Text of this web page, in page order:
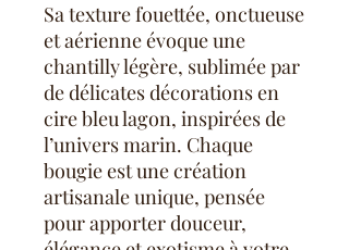
Sa texture fouettée, onctueuse
et aérienne évoque une
chantilly légère, sublimée par
de délicates décorations en
cire bleu lagon, inspirées de
l’univers marin. Chaque
bougie est une création
artisanale unique, pensée
pour apporter douceur,